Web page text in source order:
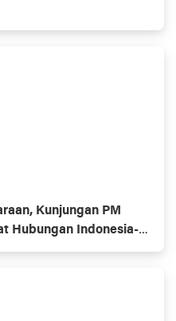
Kunjungan PM
Hubungan Indonesia-